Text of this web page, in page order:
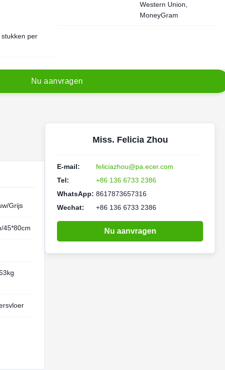
Western Union,
MoneyGram
stukken per
N u aanvragen
Grijs
45*80cm
Miss. Felicia Zhou
E-mail:
feliciazhou@pa.ecer.com
Tel:
+86 136 6733 2386
WhatsApp: 8617873657316
Wechat:
+86 136 6733 2386
Nu aanvragen